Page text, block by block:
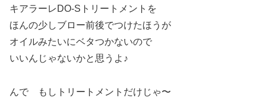
キアラーレDO-Sトリートメントを
ほんの少しブロー前後でつけたほうが
オイルみたいにベタつかないので
いいんじゃないかと思うよ♪
んで もしトリートメントだけじゃ〜